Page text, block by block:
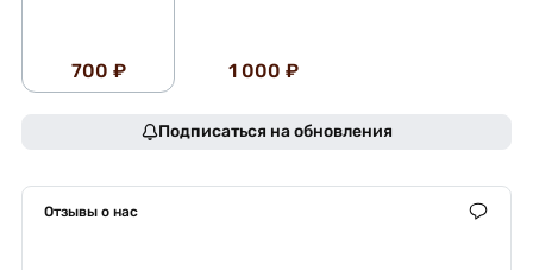
700 ₽ 1 000 ₽
Подписаться на обновления
Отзывы о нас